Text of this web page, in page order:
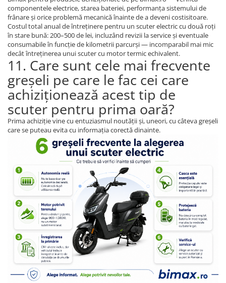
componentele electrice, starea bateriei, performanța sistemului de
frânare și orice problemă mecanică înainte de a deveni costisitoare.
Costul total anual de întreținere pentru un scuter electric cu două roți
în stare bună: 200–500 de lei, incluzând revizii la service și eventuale
consumabile în funcție de kilometrii parcurși — incomparabil mai mic
decât întreținerea unui scuter cu motor termic echivalent.
11. Care sunt cele mai frecvente
greșeli pe care le fac cei care
achiziționează acest tip de
scuter pentru prima oară?
Prima achiziție vine cu entuziasmul noutății și, uneori, cu câteva greșeli
care se puteau evita cu informația corectă dinainte.